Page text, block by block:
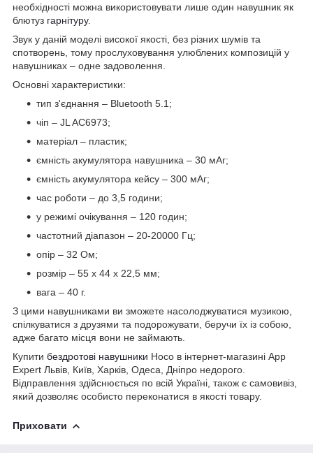
необхідності можна використовувати лише один навушник як
блютуз гарнітуру.
Звук у даній моделі високої якості, без різних шумів та
спотворень, тому прослуховування улюблених композицій у
навушниках – одне задоволення.
Основні характеристики:
тип з'єднання – Bluetooth 5.1;
чіп – JL AC6973;
матеріал – пластик;
ємність акумулятора навушника – 30 мАг;
ємність акумулятора кейсу – 300 мАг;
час роботи – до 3,5 години;
у режимі очікування – 120 годин;
частотний діапазон – 20-20000 Гц;
опір – 32 Ом;
розмір – 55 х 44 х 22,5 мм;
вага – 40 г.
З цими навушниками ви зможете насолоджуватися музикою,
спілкуватися з друзями та подорожувати, беручи їх із собою,
адже багато місця вони не займають.
Купити бездротові навушники Hoco в інтернет-магазині App
Expert Львів, Київ, Харків, Одеса, Дніпро недорого.
Відправлення здійснюється по всій Україні, також є самовивіз,
який дозволяє особисто переконатися в якості товару.
Приховати